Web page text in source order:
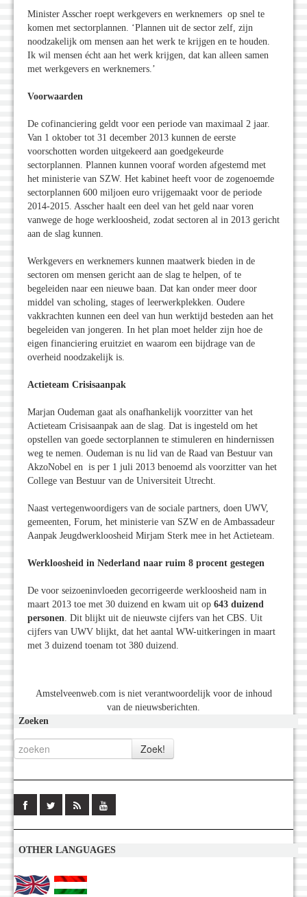
Minister Asscher roept werkgevers en werknemers op snel te
komen met sectorplannen. ‘Plannen uit de sector zelf, zijn
noodzakelijk om mensen aan het werk te krijgen en te houden.
Ik wil mensen écht aan het werk krijgen, dat kan alleen samen
met werkgevers en werknemers.’
Voorwaarden
De cofinanciering geldt voor een periode van maximaal 2 jaar.
Van 1 oktober tot 31 december 2013 kunnen de eerste
voorschotten worden uitgekeerd aan goedgekeurde
sectorplannen. Plannen kunnen vooraf worden afgestemd met
het ministerie van SZW. Het kabinet heeft voor de zogenoemde
sectorplannen 600 miljoen euro vrijgemaakt voor de periode
2014-2015. Asscher haalt een deel van het geld naar voren
vanwege de hoge werkloosheid, zodat sectoren al in 2013 gericht
aan de slag kunnen.
Werkgevers en werknemers kunnen maatwerk bieden in de
sectoren om mensen gericht aan de slag te helpen, of te
begeleiden naar een nieuwe baan. Dat kan onder meer door
middel van scholing, stages of leerwerkplekken. Oudere
vakkrachten kunnen een deel van hun werktijd besteden aan het
begeleiden van jongeren. In het plan moet helder zijn hoe de
eigen financiering eruitziet en waarom een bijdrage van de
overheid noodzakelijk is.
Actieteam Crisisaanpak
Marjan Oudeman gaat als onafhankelijk voorzitter van het
Actieteam Crisisaanpak aan de slag. Dat is ingesteld om het
opstellen van goede sectorplannen te stimuleren en hindernissen
weg te nemen. Oudeman is nu lid van de Raad van Bestuur van
AkzoNobel en is per 1 juli 2013 benoemd als voorzitter van het
College van Bestuur van de Universiteit Utrecht.
Naast vertegenwoordigers van de sociale partners, doen UWV,
gemeenten, Forum, het ministerie van SZW en de Ambassadeur
Aanpak Jeugdwerkloosheid Mirjam Sterk mee in het Actieteam.
Werkloosheid in Nederland naar ruim 8 procent gestegen
De voor seizoeninvloeden gecorrigeerde werkloosheid nam in
maart 2013 toe met 30 duizend en kwam uit op 643 duizend
personen. Dit blijkt uit de nieuwste cijfers van het CBS. Uit
cijfers van UWV blijkt, dat het aantal WW-uitkeringen in maart
met 3 duizend toenam tot 380 duizend.
Amstelveenweb.com is niet verantwoordelijk voor de inhoud
van de nieuwsberichten.
Zoeken
OTHER LANGUAGES